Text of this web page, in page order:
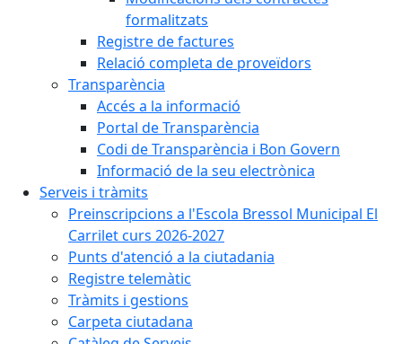
formalitzats
Registre de factures
Relació completa de proveïdors
Transparència
Accés a la informació
Portal de Transparència
Codi de Transparència i Bon Govern
Informació de la seu electrònica
Serveis i tràmits
Preinscripcions a l'Escola Bressol Municipal El
Carrilet curs 2026-2027
Punts d'atenció a la ciutadania
Registre telemàtic
Tràmits i gestions
Carpeta ciutadana